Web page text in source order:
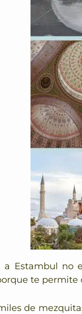
a Estambul no
te permite
de